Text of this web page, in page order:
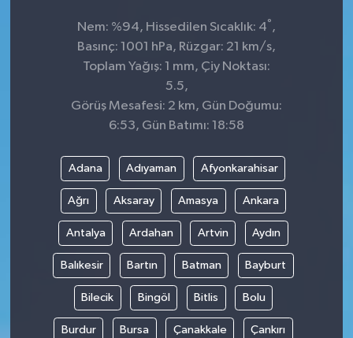
Nem: %94, Hissedilen Sıcaklık: 4°,
Basınç: 1001 hPa, Rüzgar: 21 km/s,
Toplam Yağış: 1 mm, Çiy Noktası:
5.5,
Görüş Mesafesi: 2 km, Gün Doğumu:
6:53, Gün Batımı: 18:58
Adana Adıyaman Afyonkarahisar
Ağrı Aksaray Amasya Ankara
Antalya Ardahan Artvin Aydın
Balıkesir Bartın Batman Bayburt
Bilecik Bingöl Bitlis Bolu
Burdur Bursa Çanakkale Çankırı